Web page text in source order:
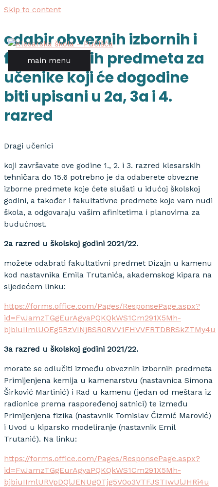
Skip to content
main menu
odabir obveznih izbornih i
fakultativnih predmeta za
učenike koji će dogodine
biti upisani u 2a, 3a i 4.
razred
Dragi učenici
koji završavate ove godine 1., 2. i 3. razred klesarskih
tehničara do 15.6 potrebno je da odaberete obvezne
izborne predmete koje ćete slušati u idućoj školskoj
godini, a također i fakultativne predmete koje vam nudi
škola, a odgovaraju vašim afinitetima i planovima za
budućnost.
2a razred u školskoj godini 2021/22.
možete odabrati fakultativni predmet Dizajn u kamenu
kod nastavnika Emila Trutanića, akademskog kipara na
sljedećem linku:
https://forms.office.com/Pages/ResponsePage.aspx?
id=FvJamzTGgEurAgyaPQKQkWS1Cm291X5Mh-
bjbiuIImlUOEg5RzVINjBSR0RVV1FHVVFRTDBRSkZTMy4u
3a razred u školskoj godini 2021/22.
morate se odlučiti između obveznih izbornih predmeta
Primijenjena kemija u kamenarstvu (nastavnica Simona
Širković Martinić) i Rad u kamenu (jedan od meštara iz
radionice prema raspoređenoj satnici) te između
Primijenjena fizika (nastavnik Tomislav Čizmić Marović)
i Uvod u kiparsko modeliranje (nastavnik Emil
Trutanić). Na linku:
https://forms.office.com/Pages/ResponsePage.aspx?
id=FvJamzTGgEurAgyaPQKQkWS1Cm291X5Mh-
bjbiuIImlURVpDQlJENUg0Tjg5V0o3VTFJSTIwUlJHRi4u